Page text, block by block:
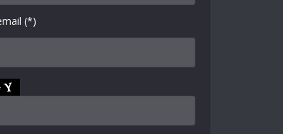
(*)